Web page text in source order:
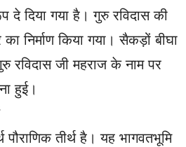
दिया गया है। गुरु रविदास की
निर्माण किया गया। सैकड़ों बीघा
रविदास जी महराज के नाम पर
हुई।
तीर्थ है। यह भागवतभूमि